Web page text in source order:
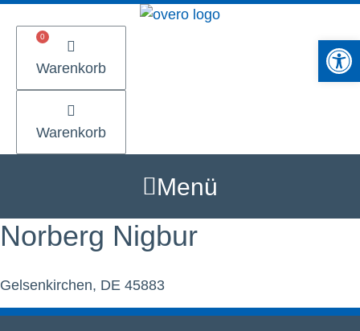
Inhalt
Warenkorb
Warenkorb
Menü
Norberg Nigbur
Gelsenkirchen, DE 45883